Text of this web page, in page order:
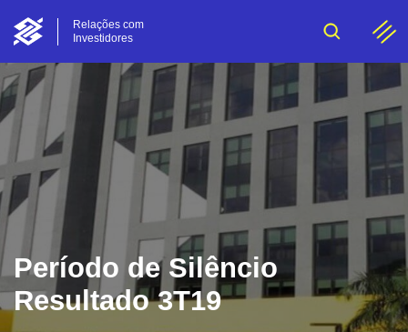
Relações com
Investidores
Período de Silêncio
Resultado 3T19